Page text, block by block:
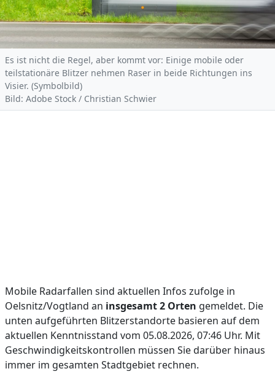
Es ist nicht die Regel, aber kommt vor: Einige mobile oder
teilstationäre Blitzer nehmen Raser in beide Richtungen ins
Visier. (Symbolbild)
Bild: Adobe Stock / Christian Schwier
Mobile Radarfallen sind aktuellen Infos zufolge in
Oelsnitz/Vogtland an insgesamt 2 Orten gemeldet. Die
unten aufgeführten Blitzerstandorte basieren auf dem
aktuellen Kenntnisstand vom 05.08.2026, 07:46 Uhr. Mit
Geschwindigkeitskontrollen müssen Sie darüber hinaus
immer im gesamten Stadtgebiet rechnen.